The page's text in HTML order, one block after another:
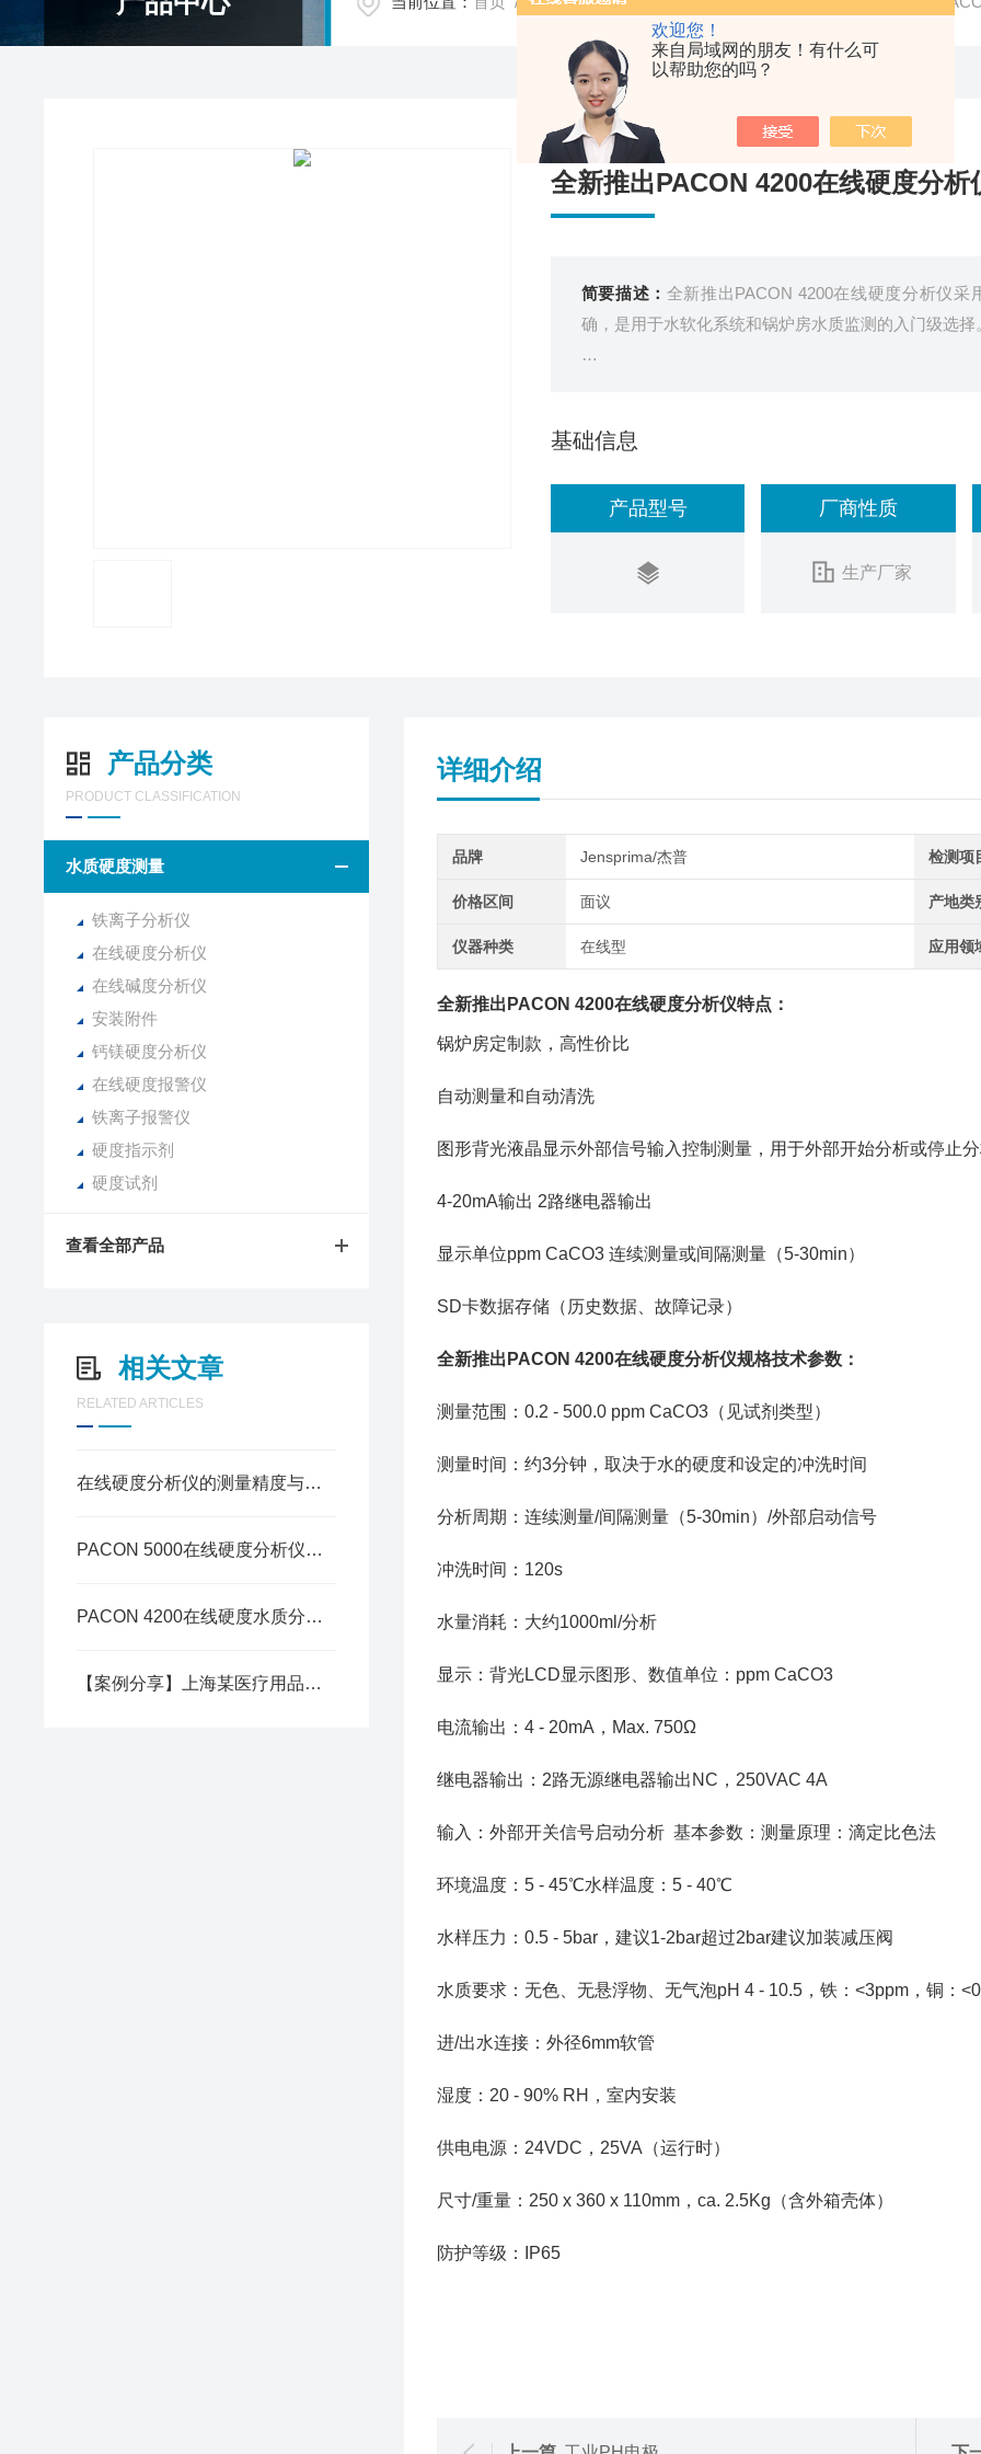
欢迎您！
来自局域网的朋友！有什么可
以帮助您的吗？
全新推出PACON 4200在线硬度分析
简要描述： 全新推出PACON 4200在线硬度分析仪
确，是用于水软化系统和锅炉房水质监测的入门级选择
基础信息
产品型号 厂商性质
生产厂家
产品分类
PRODUCT CLASSIFICATION
水质硬度测量
铁离子分析仪
在线硬度分析仪
在线碱度分析仪
安装附件
钙镁硬度分析仪
在线硬度报警仪
铁离子报警仪
硬度指示剂
硬度试剂
查看全部产品
相关文章
RELATED ARTICLES
在线硬度分析仪的测量精度与影响因素
PACON 5000在线硬度分析仪出现“SERVICE”提示怎么办？
PACON 4200在线硬度水质分析仪应用于苏州某医药产业园
【案例分享】上海某医疗用品有限公司 | PACON 4200在线硬度分析仪
详细介绍
品牌 Jensprima/杰普 检测项
价格区间 面议 产地类
仪器种类 在线型 应用领
全新推出 PACON 4200在线硬度分析仪特点：
锅炉房定制款，高性价比
自动测量和自动清洗
图形背光液晶显示外部信号输入控制测量，用于外部开始分析或停止
4-20mA输出 2路继电器输出
显示单位ppm CaCO3 连续测量或间隔测量（5-30min）
SD卡数据存储（历史数据、故障记录）
全新推出 PACON 4200在线硬度分析仪规格技术参数：
测量范围：0.2 - 500.0 ppm CaCO3（见试剂类型）
测量时间：约3分钟，取决于水的硬度和设定的冲洗时间
分析周期：连续测量/间隔测量（5-30min）/外部启动信号
冲洗时间：120s
水量消耗：大约1000ml/分析
显示：背光LCD显示图形、数值单位：ppm CaCO3
电流输出：4 - 20mA，Max. 750Ω
继电器输出：2路无源继电器输出NC，250VAC 4A
输入：外部开关信号启动分析 基本参数：测量原理：滴定比色法
环境温度：5 - 45℃水样温度：5 - 40℃
水样压力：0.5 - 5bar，建议1-2bar超过2bar建议加装减压阀
水质要求：无色、无悬浮物、无气泡pH 4 - 10.5，铁：<3ppm，铜：
进/出水连接：外径6mm软管
湿度：20 - 90% RH，室内安装
供电电源：24VDC，25VA（运行时）
尺寸/重量：250 x 360 x 110mm，ca. 2.5Kg（含外箱壳体）
防护等级：IP65